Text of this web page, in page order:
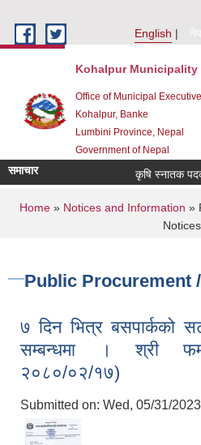
English
Kohalpur Municipality
Office of Municipal Executive
Kohalpur, Banke
Lumbini Province, Nepal
Government of Nepal
समाचार कृषि स्नातक पदको
You are here
Home» Notices and Information »
Notices
Public Procurement
७ दिन भित्र बसपार्कको
सम्बन्धमा । श्री
२०८०/०२/१७)
Submitted on: Wed, 05/31/